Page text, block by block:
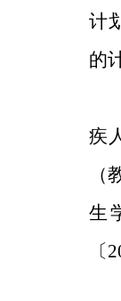
计
的
疾
（
生